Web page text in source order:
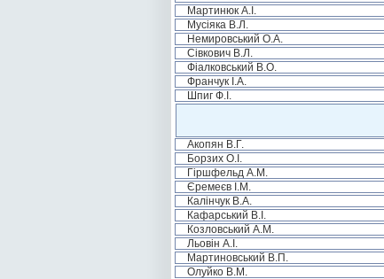
Мартинюк А.І.
Мусіяка В.Л.
Немировський О.А.
Сівкович В.Л.
Фіалковський В.О.
Франчук І.А.
Шпиг Ф.І.
Акопян В.Г.
Борзих О.І.
Гіршфельд А.М.
Єремеєв І.М.
Калінчук В.А.
Кафарський В.І.
Козловський А.М.
Льовін А.І.
Мартиновський В.П.
Олуйко В.М.